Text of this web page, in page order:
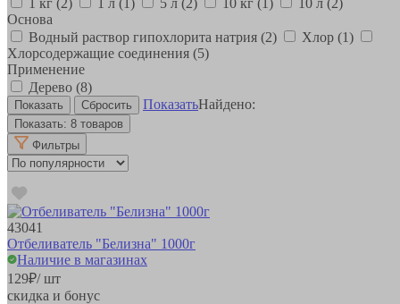
Основа
Водный раствор гипохлорита натрия (2) Хлор (1)
Хлорсодержащие соединения (5)
Применение
Дерево (8)
ПоказатьНайдено:
Показать: 8 товаров
Фильтры
43041
Отбеливатель "Белизна" 1000г
Наличие в магазинах
129₽/ шт
скидка и бонус